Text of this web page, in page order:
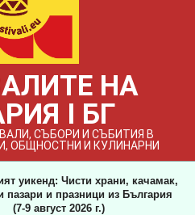
НА
I БГ
СЪБОРИ И СЪБИТИЯ В
ОБЩНОСТНИ И КУЛИНАРНИ
уикенд: Чисти храни, качамак,
пазари и празници из България
(7-9 август 2026 г.)